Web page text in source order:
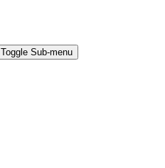
Toggle Sub-menu